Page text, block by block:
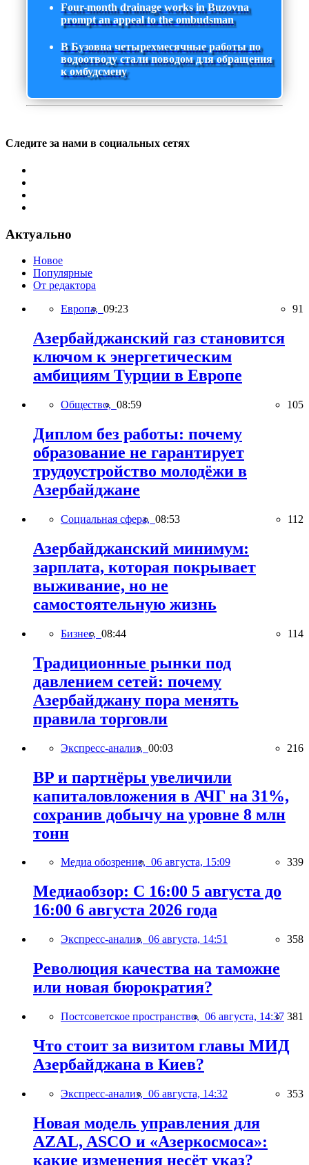
Four-month drainage works in Buzovna
prompt an appeal to the ombudsman
В Бузовна четырехмесячные работы по
водоотводу стали поводом для обращения
к омбудсмену
Следите за нами в социальных сетях
Актуально
Новое
Популярные
От редактора
Европа, 09:23 91
Азербайджанский газ становится
ключом к энергетическим
амбициям Турции в Европе
Общество, 08:59 105
Диплом без работы: почему
образование не гарантирует
трудоустройство молодёжи в
Азербайджане
Социальная сфера, 08:53 112
Азербайджанский минимум:
зарплата, которая покрывает
выживание, но не
самостоятельную жизнь
Бизнес, 08:44 114
Традиционные рынки под
давлением сетей: почему
Азербайджану пора менять
правила торговли
Экспресс-анализ, 00:03 216
BP и партнёры увеличили
капиталовложения в АЧГ на 31%,
сохранив добычу на уровне 8 млн
тонн
Медиа обозрение, 06 августа, 15:09 339
Медиаобзор: С 16:00 5 августа до
16:00 6 августа 2026 года
Экспресс-анализ, 06 августа, 14:51 358
Революция качества на таможне
или новая бюрократия?
Постсоветское пространство, 06 августа, 14:37 381
Что стоит за визитом главы МИД
Азербайджана в Киев?
Экспресс-анализ, 06 августа, 14:32 353
Новая модель управления для
AZAL, ASCO и «Азеркосмоса»:
какие изменения несёт указ?